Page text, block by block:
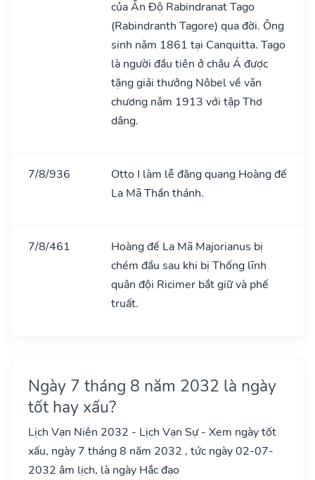
của Ấn Độ Rabindranat Tago
(Rabindranth Tagore) qua đời. Ông
sinh nǎm 1861 tại Canquitta. Tago
là người đầu tiên ở châu Á được
tặng giải thưởng Nôbel về vǎn
chương nǎm 1913 với tập Thơ
dâng.
7/8/936
Otto I làm lễ đăng quang Hoàng đế
La Mã Thần thánh.
7/8/461
Hoàng đế La Mã Majorianus bị
chém đầu sau khi bị Thống lĩnh
quân đội Ricimer bắt giữ và phế
truất.
Ngày 7 tháng 8 năm 2032 là ngày
tốt hay xấu?
Lịch Vạn Niên 2032 - Lịch Vạn Sự - Xem ngày tốt
xấu, ngày 7 tháng 8 năm 2032 , tức ngày 02-07-
2032 âm lịch, là ngày Hắc đạo